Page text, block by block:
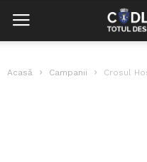
Acasă Campanii Crosul